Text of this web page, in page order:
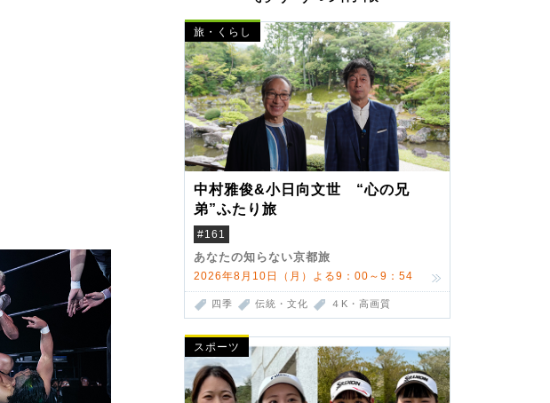
旅・くらし
中村雅俊&小日向文世 “心の兄
弟”ふたり旅
#161
あなたの知らない京都旅
2026年8月10日（月）よる9：00～9：54
四季 伝統・文化 ４K・高画質
スポーツ